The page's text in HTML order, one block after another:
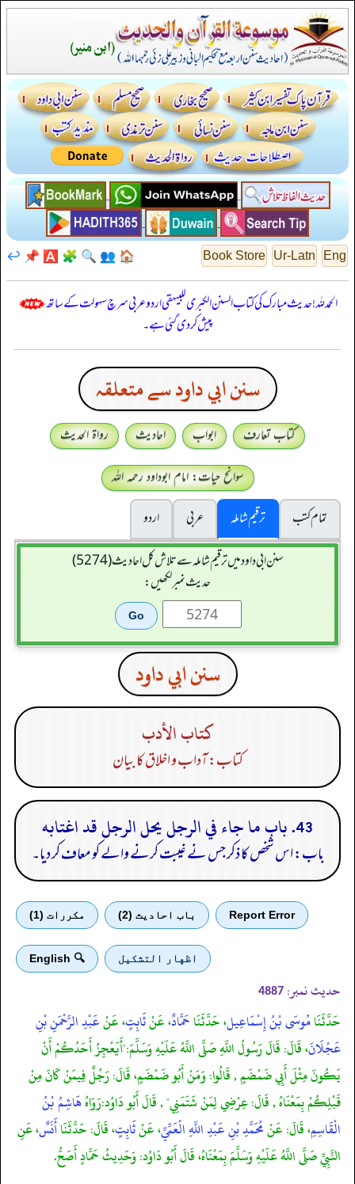
Eng
Ur-Latn
Book Store
🏠
👥
🔍
🧩
🅰️
📌
↩️
الحمدللہ! حدیث مبارک کی کتاب السنن الكبرى للبيهقي اردو عربی سرچ سہولت کے ساتھ
پیش کر دی گئی ہے۔
سنن ابي داود سے متعلقہ
کتاب تعارف ابواب احادیث
رواۃ الحدیث
سوانح حیات: امام ابوداود رحمہ اللہ
تمام کتب
ترقیم شاملہ عربی
اردو
سنن ابي داود میں ترقیم شاملہ سے تلاش کل احادیث (5274)
حدیث نمبر لکھیں:
سنن ابي داود
كتاب الأدب
کتاب: آداب و اخلاق کا بیان
43. باب ما جاء في الرجل يحل الرجل قد اغتابه
باب: اس شخص کا ذکر جس نے غیبت کرنے والے کو معاف کر دیا۔
Report Error باب احادیث (2) مكررات (1)
اظهار التشكيل 🔍 English
حدیث نمبر: 4887
حَدَّثَنَامُوسَى بْنُ إِسْمَاعِيل، حَدَّثَنَاحَمَّادٌ، عَنْثَابِتٍ، عَنْعَبْدِ الرَّحْمَنِ بْنِ
عَجْلَانَ، قَالَ: قَالَ رَسُولُ اللَّهِ صَلَّى اللَّهُ عَلَيْهِ وَسَلَّمَ:"أَيَعْجِزُ أَحَدُكُمْ أَنْ
يَكُونَ مِثْلَ أَبِي ضَمْضَمٍ , قَالُوا: وَمَنْ أَبُو ضَمْضَمٍ، قَالَ: رَجُلٌ فِيمَنْ كَانَ مِنْ
قَبْلِكُمْ بِمَعْنَاهُ , قَالَ: عِرْضِي لِمَنْ شَتَمَنِي" , قَالَ أَبُو دَاوُد:رَوَاهُهَاشِمُ بْنُ
الْقَاسِمِ، قَالَ: عَنْمُحَمَّدِ بْنِ عَبْدِ اللَّهِ الْعَمِّيِّ، عَنْثَابِتٍ، قَالَ: حَدَّثَنَاأَنَسٌ، عَنِ
النَّبِيِّ صَلَّى اللَّهُ عَلَيْهِ وَسَلَّمَ بِمَعْنَاهُ، قَالَ أَبُو دَاوُد: وَحَدِيثُ حَمَّادٍ أَصَحُّ.